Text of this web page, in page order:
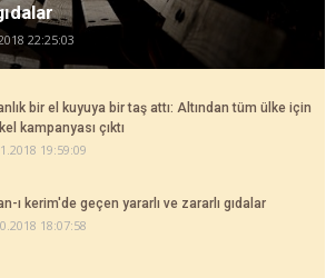
22:25:03
bir el kuyuya bir taş attı: Altından tüm ülke için
kampanyası çıktı
19:59:09
ı kerim'de geçen yararlı ve zararlı gıdalar
18:07:58